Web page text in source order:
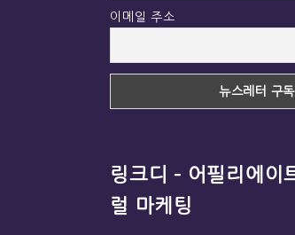
이메일 주소
링크디 – 어필리에이
럴 마케팅